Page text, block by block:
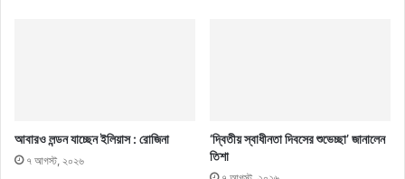
আবারও লন্ডন যাচ্ছেন ইলিয়াস : রোজিনা
৭ আগস্ট, ২০২৬
‘দ্বিতীয় স্বাধীনতা দিবসের শুভেচ্ছা’ জানালেন
তিশা